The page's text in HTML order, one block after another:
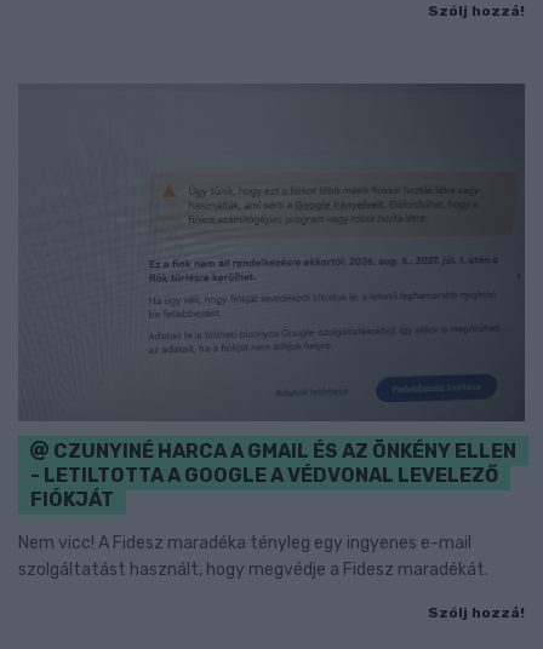
Szólj hozzá!
CZUNYINÉ HARCA A GMAIL ÉS AZ ÖNKÉNY ELLEN
- LETILTOTTA A GOOGLE A VÉDVONAL LEVELEZŐ
FIÓKJÁT
Nem vicc! A Fidesz maradéka tényleg egy ingyenes e-mail
szolgáltatást használt, hogy megvédje a Fidesz maradékát.
Szólj hozzá!